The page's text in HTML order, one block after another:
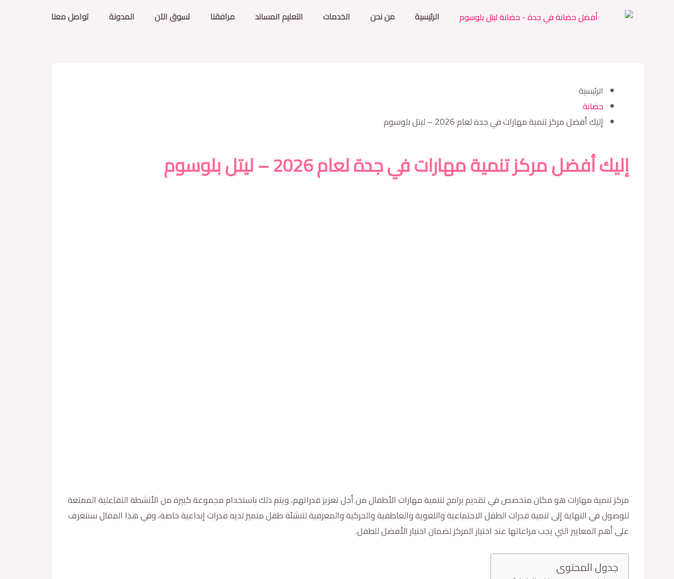
الرئيسية من نحن الخدمات التعليم المساند مرافقنا تسوق الآن المدونة تواصل معنا
الرئيسية
حضانة
إليك أفضل مركز تنمية مهارات في جدة لعام 2026 – ليتل بلوسوم
إليك أفضل مركز تنمية مهارات في جدة لعام 2026 – ليتل بلوسوم
مركز تنمية مهارات هو مكان متخصص في تقديم برامج لتنمية مهارات الأطفال من أجل تعزيز قدراتهم، ويتم ذلك باستخدام مجموعة كبيرة من الأنشطة التفاعلية الممتعة
للوصول في النهاية إلى تنمية قدرات الطفل الاجتماعية واللغوية والعاطفية والحركية والمعرفية لتنشئة طفل متميز لديه قدرات إبداعية خاصة، وفي هذا المقال سنتعرف
على أهم المعايير التي يجب مراعاتها عند اختيار المركز لضمان اختيار الأفضل للطفل.
جدول المحتوى